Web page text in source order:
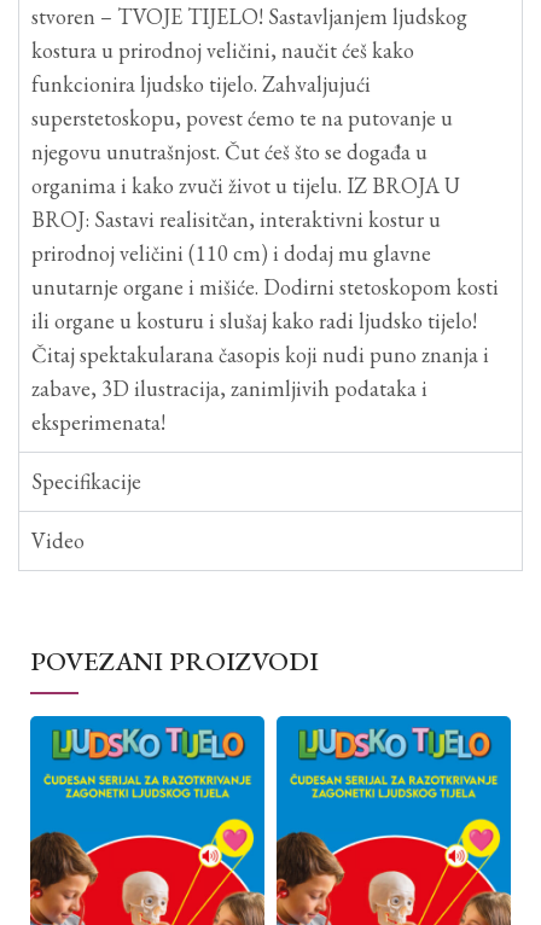
stvoren – TVOJE TIJELO! Sastavljanjem ljudskog
kostura u prirodnoj veličini, naučit ćeš kako
funkcionira ljudsko tijelo. Zahvaljujući
superstetoskopu, povest ćemo te na putovanje u
njegovu unutrašnjost. Čut ćeš što se događa u
organima i kako zvuči život u tijelu. IZ BROJA U
BROJ: Sastavi realisitčan, interaktivni kostur u
prirodnoj veličini (110 cm) i dodaj mu glavne
unutarnje organe i mišiće. Dodirni stetoskopom kosti
ili organe u kosturu i slušaj kako radi ljudsko tijelo!
Čitaj spektakularana časopis koji nudi puno znanja i
zabave, 3D ilustracija, zanimljivih podataka i
eksperimenata!
Specifikacije
Video
POVEZANI PROIZVODI